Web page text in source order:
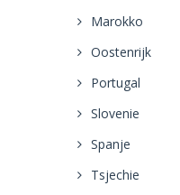
Marokko
Oostenrijk
Portugal
Slovenie
Spanje
Tsjechie